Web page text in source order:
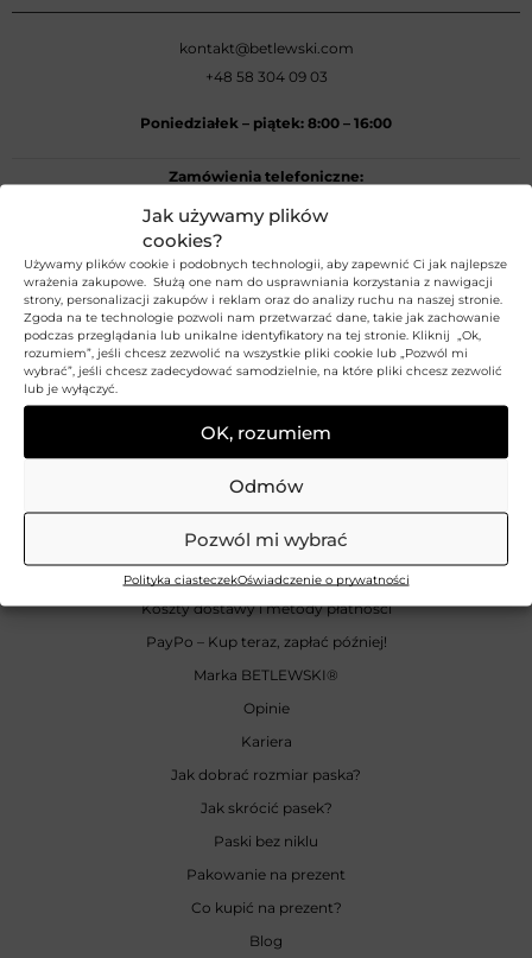
Jak używamy plików
cookies?
Używamy plików cookie i podobnych technologii, aby zapewnić Ci jak najlepsze
wrażenia zakupowe. Służą one nam do usprawniania korzystania z nawigacji
strony, personalizacji zakupów i reklam oraz do analizy ruchu na naszej stronie.
Zgoda na te technologie pozwoli nam przetwarzać dane, takie jak zachowanie
podczas przeglądania lub unikalne identyfikatory na tej stronie. Kliknij „Ok,
rozumiem”, jeśli chcesz zezwolić na wszystkie pliki cookie lub „Pozwól mi
wybrać”, jeśli chcesz zadecydować samodzielnie, na które pliki chcesz zezwolić
lub je wyłączyć.
OK, rozumiem
Odmów
Pozwól mi wybrać
Polityka ciasteczekOświadczenie o prywatności
kontakt@betlewski.com
+48 58 304 09 03
Poniedziałek – piątek: 8:00 – 16:00
Zamówienia telefoniczne:
+48 58 304 09 03
REGULAMIN
Regulamin sklepu
Polityka prywatności
INFORMACJE
Zwroty
Reklamacje
Odstąpienie od umowy
Koszty dostawy i metody płatności
PayPo – Kup teraz, zapłać później!
Marka BETLEWSKI®
Opinie
Kariera
Jak dobrać rozmiar paska?
Jak skrócić pasek?
Paski bez niklu
Pakowanie na prezent
Co kupić na prezent?
Blog